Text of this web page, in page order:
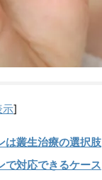
示]
は叢生治療の選択肢
で対応できるケース